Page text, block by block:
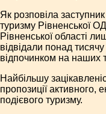
Як розповіла
туризму Рівненської
Рівненської області
відвідали понад
відпочинком на наших
Найбільшу
пропозиції активного,
подієвого туризму.